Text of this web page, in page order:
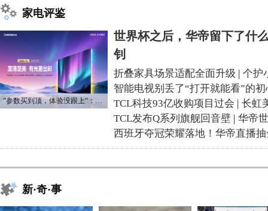
家电评鉴
“参数买到顶，体验没跟上“：长虹追光Q70S给高端电视打了个样
世界杯之后，华帝留下了什
钊
折叠家具场景适配全面升级 | 个护
智能电视别丢了“打开就能看”的初
TCL科技93亿收购项目过会 | 长虹
TCL发布Q系列旗舰回音壁 | 华帝
西班牙夺冠荣耀落地！华帝直播
新·奇·事